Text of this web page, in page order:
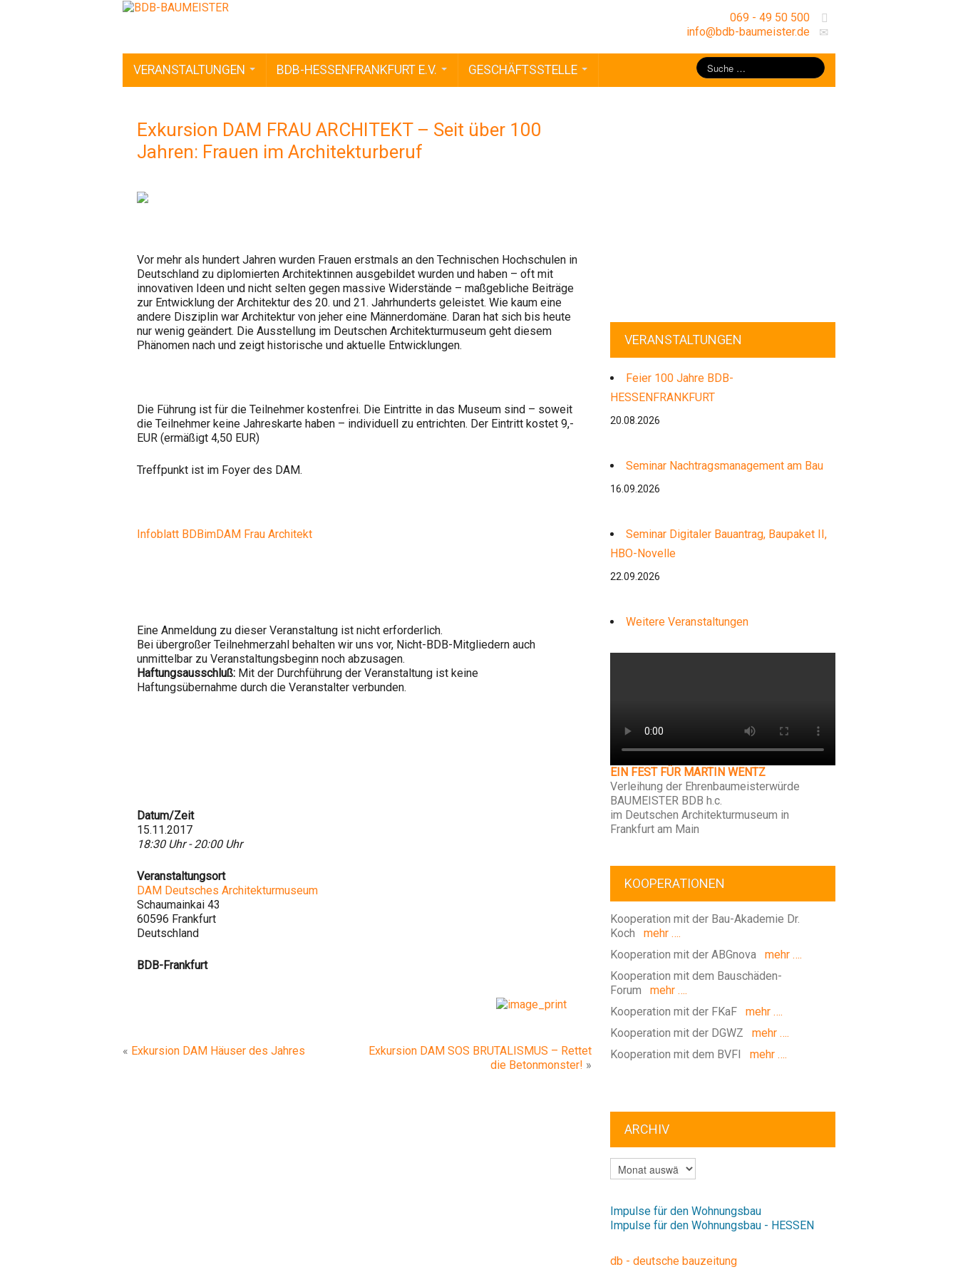
069 - 49 50 500
info@bdb-baumeister.de
VERANSTALTUNGEN BDB-HESSENFRANKFURT E.V. GESCHÄFTSSTELLE
Exkursion DAM FRAU ARCHITEKT – Seit über 100
Jahren: Frauen im Architekturberuf
Vor mehr als hundert Jahren wurden Frauen erstmals an den Technischen Hochschulen in
Deutschland zu diplomierten Architektinnen ausgebildet wurden und haben – oft mit
innovativen Ideen und nicht selten gegen massive Widerstände – maßgebliche Beiträge
zur Entwicklung der Architektur des 20. und 21. Jahrhunderts geleistet. Wie kaum eine
andere Disziplin war Architektur von jeher eine Männerdomäne. Daran hat sich bis heute
nur wenig geändert. Die Ausstellung im Deutschen Architekturmuseum geht diesem
Phänomen nach und zeigt historische und aktuelle Entwicklungen.
Die Führung ist für die Teilnehmer kostenfrei. Die Eintritte in das Museum sind – soweit
die Teilnehmer keine Jahreskarte haben – individuell zu entrichten. Der Eintritt kostet 9,-
EUR (ermäßigt 4,50 EUR)
Treffpunkt ist im Foyer des DAM.
Infoblatt BDBimDAM Frau Architekt
Eine Anmeldung zu dieser Veranstaltung ist nicht erforderlich.
Bei übergroßer Teilnehmerzahl behalten wir uns vor, Nicht-BDB-Mitgliedern auch
unmittelbar zu Veranstaltungsbeginn noch abzusagen.
Haftungsausschluß: Mit der Durchführung der Veranstaltung ist keine
Haftungsübernahme durch die Veranstalter verbunden.
Datum/Zeit
15.11.2017
18:30 Uhr - 20:00 Uhr
Veranstaltungsort
DAM Deutsches Architekturmuseum
Schaumainkai 43
60596 Frankfurt
Deutschland
BDB-Frankfurt
« Exkursion DAM Häuser des Jahres
Exkursion DAM SOS BRUTALISMUS – Rettet
die Betonmonster! »
VERANSTALTUNGEN
Feier 100 Jahre BDB-
HESSENFRANKFURT
20.08.2026
Seminar Nachtragsmanagement am Bau
16.09.2026
Seminar Digitaler Bauantrag, Baupaket II,
HBO-Novelle
22.09.2026
Weitere Veranstaltungen
EIN FEST FÜR MARTIN WENTZ
Verleihung der Ehrenbaumeisterwürde
BAUMEISTER BDB h.c.
im Deutschen Architekturmuseum in
Frankfurt am Main
KOOPERATIONEN
Kooperation mit der Bau-Akademie Dr.
Koch mehr ….
Kooperation mit der ABGnovamehr ….
Kooperation mit dem Bauschäden-
Forum mehr ….
Kooperation mit der FKaFmehr ….
Kooperation mit der DGWZ mehr ….
Kooperation mit dem BVFI mehr ….
ARCHIV
ARCHIV
Impulse für den Wohnungsbau
Impulse für den Wohnungsbau - HESSEN
db - deutsche bauzeitung